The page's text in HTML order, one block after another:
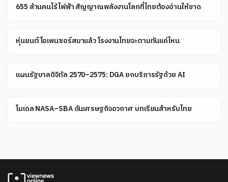
655 ล้านคนไร้ไฟฟ้า สัญญาณพลังงานโลกที่ไทยต้องอ่านให้ขาด
หุ่นยนต์โอเพนซอร์สมาแล้ว โรงงานไทยจะตามทันแค่ไหน
แผนรัฐบาลดิจิทัล 2570–2575: DGA ยกบริการรัฐด้วย AI
โมเดล NASA–SBA ดันเศรษฐกิจอวกาศ บทเรียนสำหรับไทย